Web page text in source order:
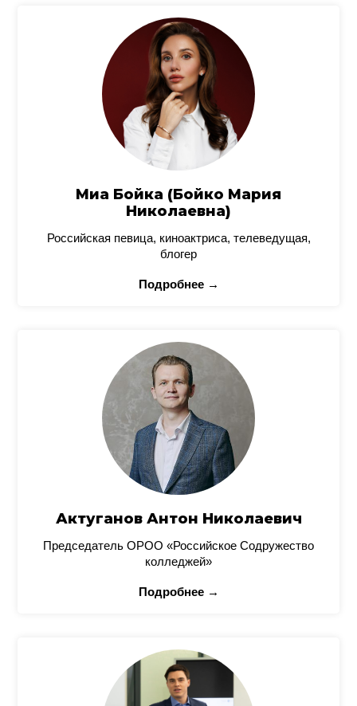
Миа Бойка (Бойко Мария
Николаевна)
Российская певица, киноактриса, телеведущая,
блогер
Подробнее →
Актуганов Антон Николаевич
Председатель ОРОО «Российское Содружество
колледжей»
Подробнее →